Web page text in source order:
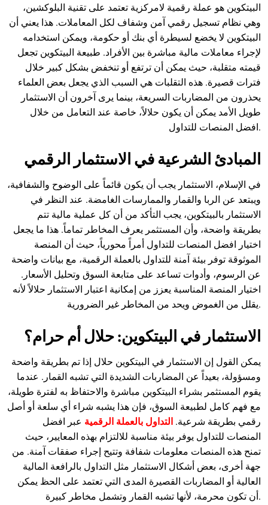
البيتكوين هو عملة رقمية لامركزية تعتمد على تقنية البلوكشين،
وهي نظام تسجيل رقمي آمن وشفاف لكل المعاملات. هذا يعني أن
البيتكوين لا يخضع لسيطرة أي بنك أو حكومة، ويمكن استخدامه
لإجراء معاملات مالية مباشرة بين الأفراد. طبيعة البيتكوين تجعل
قيمته متقلبة، حيث يمكن أن ترتفع أو تنخفض بشكل كبير خلال
فترات قصيرة. هذه التقلبات هي السبب الذي يجعل بعض العلماء
يحذرون من المضاربات السريعة، بينما يرى آخرون أن الاستثمار
طويل الأمد يمكن أن يكون حلالاً، خاصة عند التعامل من خلال
افضل المنصات للتداول.
المبادئ الشرعية في الاستثمار الرقمي
في الإسلام، الاستثمار يجب أن يكون قائماً على الوضوح والشفافية،
ويبتعد عن الربا والقمار والممارسات الغامضة. عند النظر في
الاستثمار بالبيتكوين، يجب التأكد من أن كل عملية مالية تتم
بطريقة واضحة، وأن المستثمر يعرف المخاطر تماماً. هذا ما يجعل
اختيار افضل المنصات للتداول أمراً محورياً، حيث أن المنصة
الموثوقة توفر بيئة آمنة للتداول بالعملة الرقمية، مع بيانات واضحة
عن الرسوم، وأدوات تساعد على متابعة السوق وتحليل الأسعار.
اختيار المنصة المناسبة يعزز من إمكانية اعتبار الاستثمار حلالاً لأنه
يقلل من الغموض ويحد من المخاطر غير الضرورية.
الاستثمار في البيتكوين: حلال أم حرام؟
يمكن القول إن الاستثمار في البيتكوين حلال إذا تم بطريقة واضحة
ومسؤولة، بعيداً عن المضاربات الشديدة التي تشبه القمار. عندما
يقوم المستثمر بشراء البيتكوين مباشرة والاحتفاظ به لفترة طويلة،
مع فهم كامل لطبيعة السوق، فإن هذا يشبه شراء أي سلعة أو أصل
رقمي بطريقة شرعية. التداول بالعملة الرقمية عبر افضل
المنصات للتداول يوفر بيئة مناسبة للالتزام بهذه المعايير، حيث
تمنح هذه المنصات معلومات شفافة وتتيح إجراء صفقات آمنة. من
جهة أخرى، بعض أشكال الاستثمار مثل التداول بالرافعة المالية
العالية أو المضاربات القصيرة المدى التي تعتمد على الحظ يمكن
أن تكون محرمة، لأنها تشبه القمار وتشمل مخاطر كبيرة.